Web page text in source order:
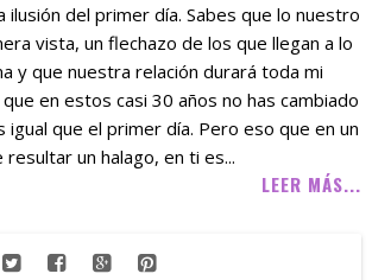
ilusión del primer día. Sabes que lo nuestro
vista, un flechazo de los que llegan a lo
y que nuestra relación durará toda mi
en estos casi 30 años no has cambiado
igual que el primer día. Pero eso que en un
un halago, en ti es...
LEER MÁS...